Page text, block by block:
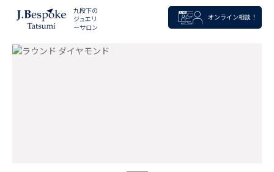
九段下の
ジュエリ
ーサロン
オンライン相談！